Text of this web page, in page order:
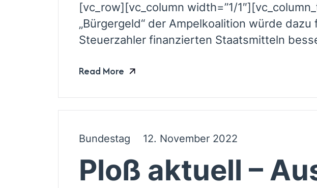
[vc_row][vc_column width=”1/
„Bürgergeld“ der Ampelkoalition würde
Steuerzahler finanzierten Staatsmitteln
Read More
Bundestag 12. November 2022
Ploß aktuell –